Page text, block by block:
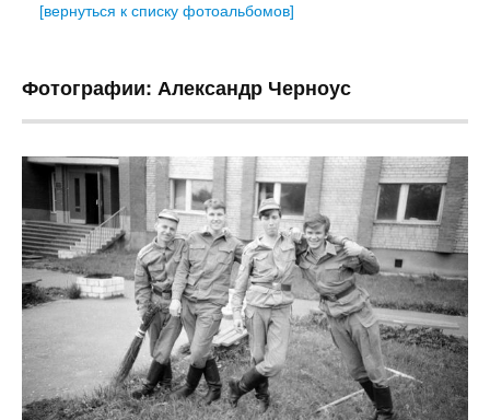
[вернуться к списку фотоальбомов]
Фотографии: Александр Черноус